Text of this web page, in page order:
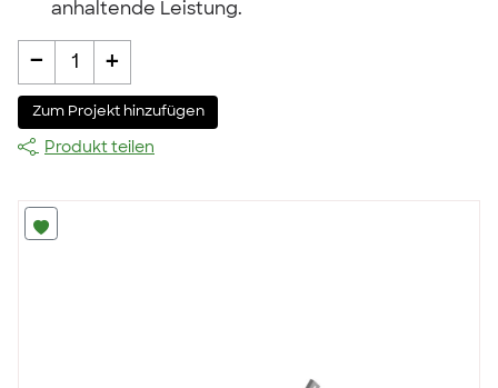
anhaltende Leistung.
- 1 +
Zum Projekt hinzufügen
Produkt teilen